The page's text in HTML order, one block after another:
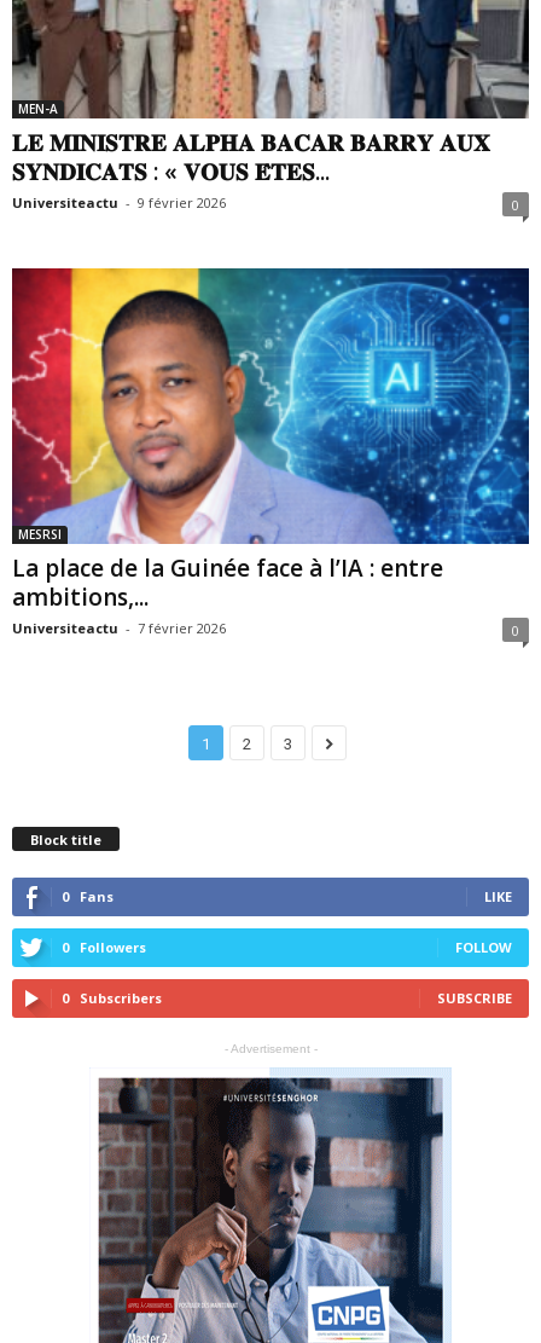
MEN-A
𝐋𝐄 𝐌𝐈𝐍𝐈𝐒𝐓𝐑𝐄 𝐀𝐋𝐏𝐇𝐀 𝐁𝐀𝐂𝐀𝐑 𝐁𝐀𝐑𝐑𝐘 𝐀𝐔𝐗
𝐒𝐘𝐍𝐃𝐈𝐂𝐀𝐓𝐒 : « 𝐕𝐎𝐔𝐒 𝐄̂𝐓𝐄𝐒...
Universiteactu - 9 février 2026 0
MESRSI
La place de la Guinée face à l’IA : entre
ambitions,...
Universiteactu - 7 février 2026 0
1 2 3
Block title
0 Fans LIKE
0 Followers FOLLOW
0 Subscribers SUBSCRIBE
- Advertisement -